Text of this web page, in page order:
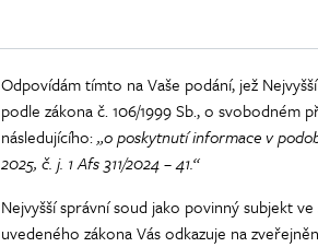
Odpovídám tímto na Vaše podání, jež
podle zákona č. 106/1999 Sb., o svobodném
následujícího:„o poskytnutí informace v
2025, č. j. 1 Afs 311/2024 – 41.“
Nejvyšší správní soud jako povinný subjekt
uvedeného zákona Vás odkazuje na